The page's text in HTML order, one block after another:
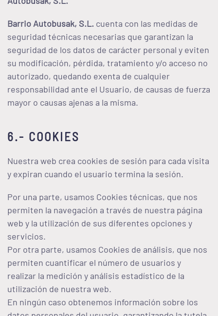
Barrio Autobusak, S.L. cuenta con las medidas de
seguridad técnicas necesarias que garantizan la
seguridad de los datos de carácter personal y eviten
su modificación, pérdida, tratamiento y/o acceso no
autorizado, quedando exenta de cualquier
responsabilidad ante el Usuario, de causas de fuerza
mayor o causas ajenas a la misma.
6.- COOKIES
Nuestra web crea cookies de sesión para cada visita
y expiran cuando el usuario termina la sesión.
Por una parte, usamos Cookies técnicas, que nos
permiten la navegación a través de nuestra página
web y la utilización de sus diferentes opciones y
servicios.
Por otra parte, usamos Cookies de análisis, que nos
permiten cuantificar el número de usuarios y
realizar la medición y análisis estadístico de la
utilización de nuestra web.
En ningún caso obtenemos información sobre los